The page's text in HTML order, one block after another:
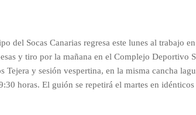
del Socas Canarias regresa este lunes al trabajo en
y tiro por la mañana en el Complejo Deportivo
Tejera y sesión vespertina, en la misma cancha
horas. El guión se repetirá el martes en